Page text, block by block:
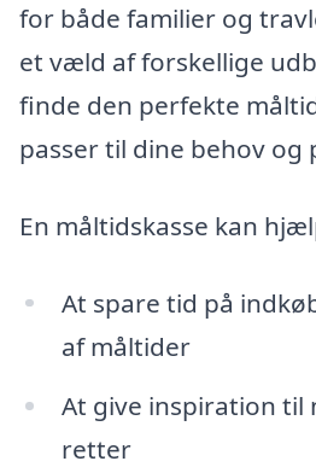
for både familier og
et væld af forskellige
finde den perfekte
passer til dine behov og
En måltidskasse kan
At spare tid på
af måltider
At give inspiration til
retter